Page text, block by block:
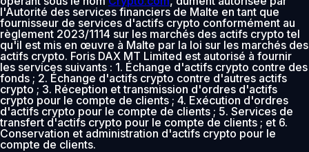
l'Autorité des services financiers de Malte en tant que
fournisseur de services d'actifs crypto conformément au
règlement 2023/1114 sur les marchés des actifs crypto tel
qu'il est mis en œuvre à Malte par la loi sur les marchés des
actifs crypto. Foris DAX MT Limited est autorisé à fournir
les services suivants : 1. Échange d'actifs crypto contre des
fonds ; 2. Échange d'actifs crypto contre d'autres actifs
crypto ; 3. Réception et transmission d'ordres d'actifs
crypto pour le compte de clients ; 4. Exécution d'ordres
d'actifs crypto pour le compte de clients ; 5. Services de
transfert d'actifs crypto pour le compte de clients ; et 6.
Conservation et administration d'actifs crypto pour le
compte de clients.